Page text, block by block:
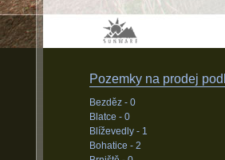
Pozemky na prodej
Bezděz - 0
Blatce - 0
Blíževedly - 1
Bohatice - 2